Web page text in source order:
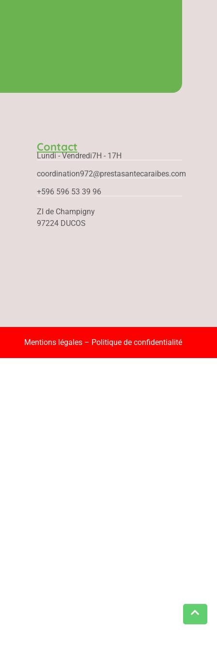
Contact
Lundi - Vendredi7H - 17H
coordination972@prestasantecaraibes.com
+596 596 53 39 96
ZI de Champigny
97224 DUCOS
Mentions légales – Politique de confidentialité